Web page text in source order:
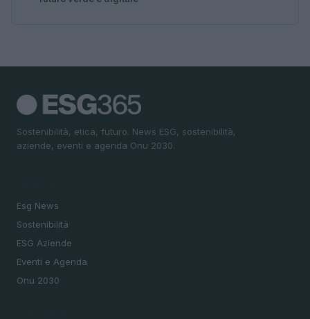
Sostenibilità, etica, futuro. News ESG, sostenibilità,
aziende, eventi e agenda Onu 2030.
Esg News
Sostenibilità
ESG Aziende
Eventi e Agenda
Onu 2030